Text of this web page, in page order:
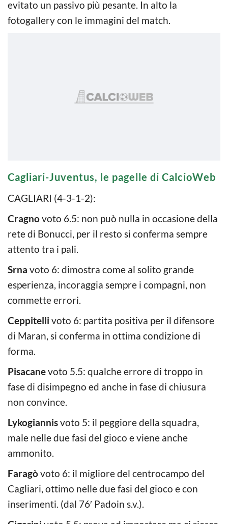
evitato un passivo più pesante. In alto la
fotogallery con le immagini del match.
Cagliari-Juventus, le pagelle di CalcioWeb
CAGLIARI (4-3-1-2):
Cragnovoto 6.5: non può nulla in occasione della
rete di Bonucci, per il resto si conferma sempre
attento tra i pali.
Srna voto 6: dimostra come al solito grande
esperienza, incoraggia sempre i compagni, non
commette errori.
Ceppitelli voto 6: partita positiva per il difensore
di Maran, si conferma in ottima condizione di
forma.
Pisacanevoto 5.5: qualche errore di troppo in
fase di disimpegno ed anche in fase di chiusura
non convince.
Lykogiannisvoto 5: il peggiore della squadra,
male nelle due fasi del gioco e viene anche
ammonito.
Faragòvoto 6: il migliore del centrocampo del
Cagliari, ottimo nelle due fasi del gioco e con
inserimenti. (dal 76′ Padoin s.v.).